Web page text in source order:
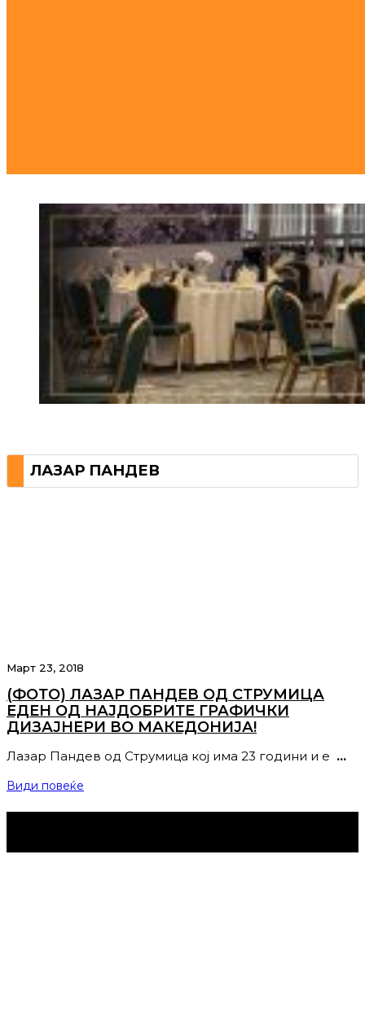
ЛАЗАР ПАНДЕВ
Март 23, 2018
(ФОТО) ЛАЗАР ПАНДЕВ ОД СТРУМИЦА
ЕДЕН ОД НАЈДОБРИТЕ ГРАФИЧКИ
ДИЗАЈНЕРИ ВО МАКЕДОНИЈА!
Лазар Пандев од Струмица кој има 23 години и е …
Види повеќе